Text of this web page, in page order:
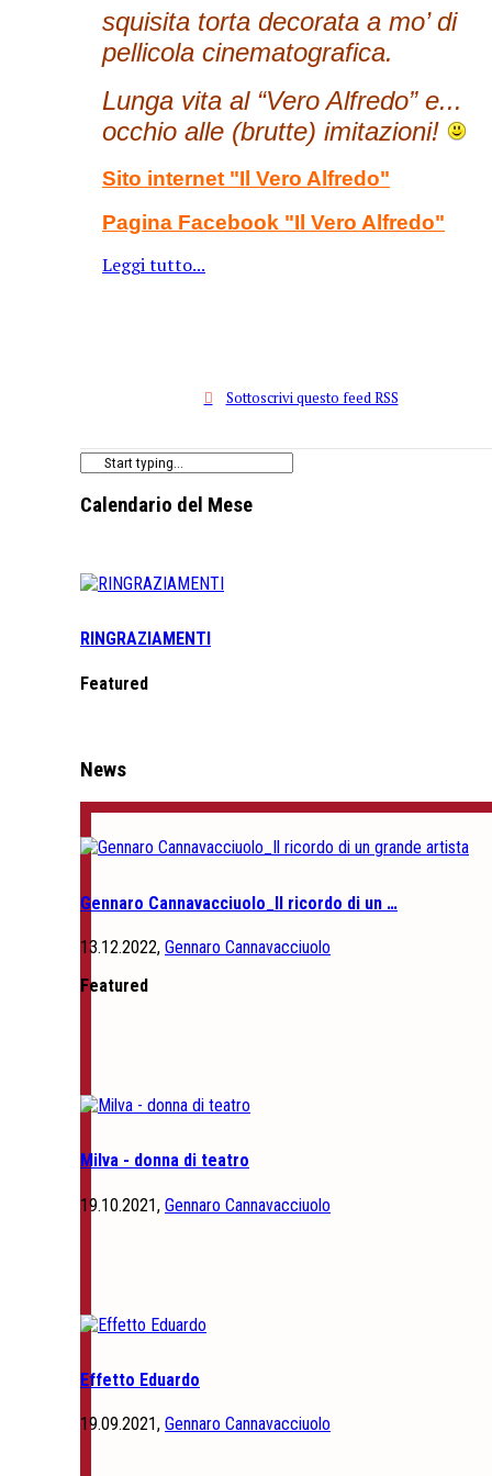
squisita torta decorata a mo’ di
pellicola cinematografica.
Lunga vita al “Vero Alfredo” e...
occhio alle (brutte) imitazioni!
Sito internet "Il Vero Alfredo"
Pagina Facebook "Il Vero Alfredo"
Leggi tutto...
Sottoscrivi questo feed RSS
Calendario del Mese
RINGRAZIAMENTI
Featured
News
Gennaro Cannavacciuolo_Il ricordo di un …
13.12.2022, Gennaro Cannavacciuolo
Featured
Milva - donna di teatro
19.10.2021, Gennaro Cannavacciuolo
Effetto Eduardo
19.09.2021, Gennaro Cannavacciuolo